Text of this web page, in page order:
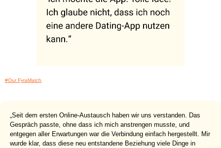
#Our FyraMatch
„Seit dem ersten Online-Austausch haben wir uns verstanden. Das
Gespräch passte, ohne dass ich mich anstrengen musste, und
entgegen aller Erwartungen war die Verbindung einfach hergestellt. Mir
wurde klar, dass diese neu entstandene Beziehung viele Dinge in